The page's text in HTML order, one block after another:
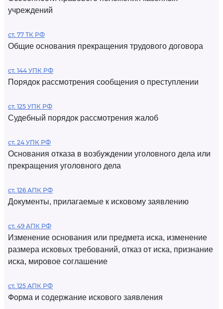
учреждений
ст. 77 ТК РФ
Общие основания прекращения трудового договора
ст. 144 УПК РФ
Порядок рассмотрения сообщения о преступлении
ст. 125 УПК РФ
Судебный порядок рассмотрения жалоб
ст. 24 УПК РФ
Основания отказа в возбуждении уголовного дела или
прекращения уголовного дела
ст. 126 АПК РФ
Документы, прилагаемые к исковому заявлению
ст. 49 АПК РФ
Изменение основания или предмета иска, изменение
размера исковых требований, отказ от иска, признание
иска, мировое соглашение
ст. 125 АПК РФ
Форма и содержание искового заявления